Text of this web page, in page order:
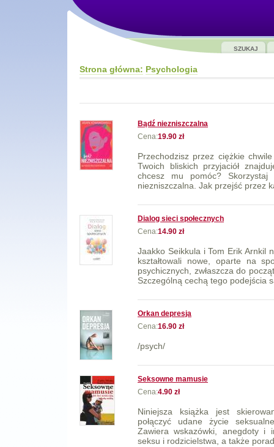
SZUKAJ
Strona główna: Psychologia
Bądź niezniszczalna
Cena:19.90 zł
Przechodzisz przez ciężkie
Twoich bliskich przyjaciół
chcesz mu pomóc? Skorzystaj
niezniszczalna. Jak przejść przez
Dialog sieci społecznych
Cena:14.90 zł
Jaakko Seikkula i Tom Erik Arnkil
kształtowali nowe, oparte na
psychicznych, zwłaszcza do
Szczególną cechą tego podejścia
Orkan depresja
Cena:16.90 zł
/psych/
Seksowne mamusie
Cena:4.90 zł
Niniejsza książka jest
połączyć udane życie
Zawiera wskazówki, anegdoty i
seksu i rodzicielstwa, a także